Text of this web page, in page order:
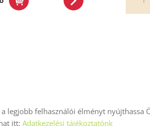
ÁSZF Impresszum
legjobb felhasználói élményt nyújthassa
itt: Adatkezelési tájékoztatónk